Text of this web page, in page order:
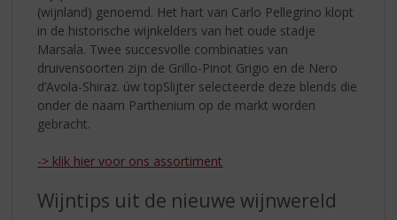
(wijnland) genoemd. Het hart van Carlo Pellegrino klopt
in de historische wijnkelders van het oude stadje
Marsala. Twee succesvolle combinaties van
druivensoorten zijn de Grillo-Pinot Grigio en de Nero
d’Avola-Shiraz. úw topSlijter selecteerde deze blends die
onder de naam Parthenium op de markt worden
gebracht.
-> klik hier voor ons assortiment
Wijntips uit de nieuwe wijnwereld